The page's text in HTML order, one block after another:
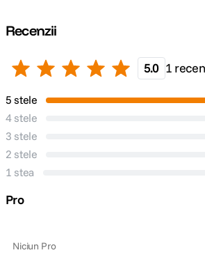
DETALII PRODUCATOR
Cod producator 391750
Recenzii
5.0 1
5 stele
4 stele
3 stele
2 stele
1 stea
Pro
Niciun Pro